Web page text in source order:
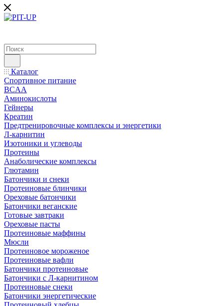
Каталог
Спортивное питание
BCAA
Аминокислоты
Гейнеры
Креатин
Предтренировочные комплексы и энергетики
Л-карнитин
Изотоники и углеводы
Протеины
Анаболические комплексы
Глютамин
Батончики и снеки
Протеиновые блинчики
Ореховые батончики
Батончики веганские
Готовые завтраки
Ореховые пасты
Протеиновые маффины
Мюсли
Протеиновое мороженое
Протеиновые вафли
Батончики протеиновые
Батончики с Л-карнитином
Протеиновые снеки
Батончики энергетические